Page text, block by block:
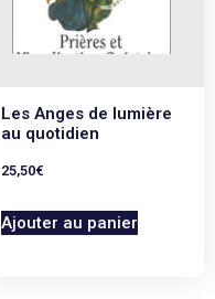
Les Anges de lumière
au quotidien
25,50€
Ajouter au panier